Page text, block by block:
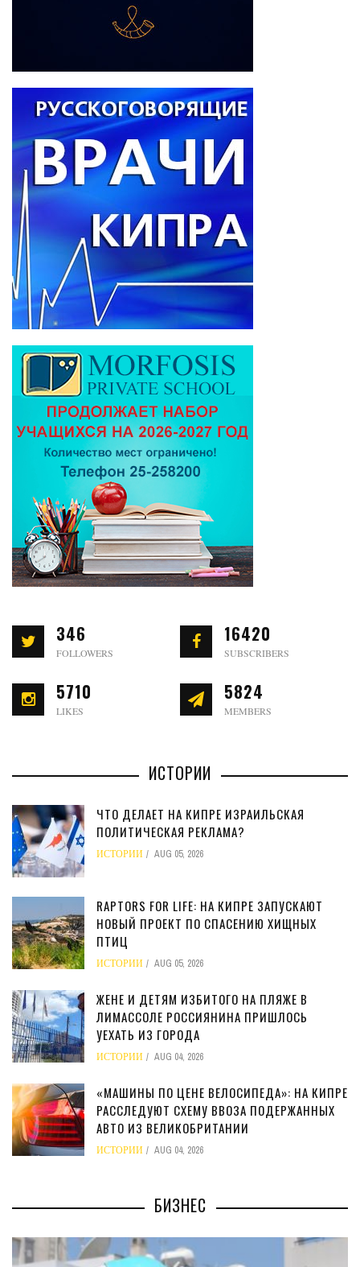
346
FOLLOWERS
16420
SUBSCRIBERS
5710
LIKES
5824
MEMBERS
ИСТОРИИ
ЧТО ДЕЛАЕТ НА КИПРЕ ИЗРАИЛЬСКАЯ
ПОЛИТИЧЕСКАЯ РЕКЛАМА?
ИСТОРИИ AUG 05, 2026
RAPTORS FOR LIFE: НА КИПРЕ ЗАПУСКАЮТ
НОВЫЙ ПРОЕКТ ПО СПАСЕНИЮ ХИЩНЫХ
ПТИЦ
ИСТОРИИ AUG 05, 2026
ЖЕНЕ И ДЕТЯМ ИЗБИТОГО НА ПЛЯЖЕ В
ЛИМАССОЛЕ РОССИЯНИНА ПРИШЛОСЬ
УЕХАТЬ ИЗ ГОРОДА
ИСТОРИИ AUG 04, 2026
«МАШИНЫ ПО ЦЕНЕ ВЕЛОСИПЕДА»: НА КИПРЕ
РАССЛЕДУЮТ СХЕМУ ВВОЗА ПОДЕРЖАННЫХ
АВТО ИЗ ВЕЛИКОБРИТАНИИ
ИСТОРИИ AUG 04, 2026
БИЗНЕС